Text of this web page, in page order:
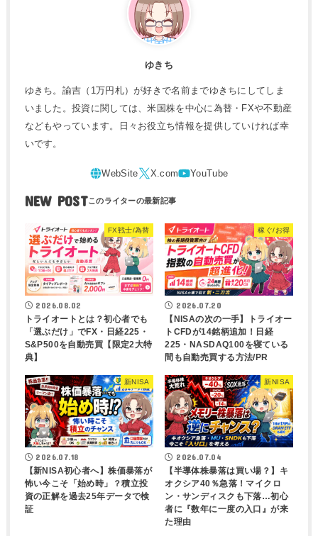
ゆきち
ゆきち。諭吉（1万円札）が好きで名前までゆきちにしてしま
いました。投資に関しては、米国株を中心に為替・FXや不動産
などもやっています。日々お役立ち情報を提供していければ幸
いです。
NEW POST
FX戦士/為替
2026.08.02
トライオートとは？初心者でも
「選ぶだけ」でFX・日経225・
S&P500を自動売買【限定2大特
典】
稼ぐ/お得
2026.07.20
【NISAの次の一手】トライオー
トCFDが14銘柄追加！日経
225・NASDAQ100を寝ている
間も自動売買する方法/PR
新NISA
2026.07.18
【新NISA初心者へ】株価暴落が
怖い今こそ「始め時」？積立投
資の正解を過去25年データで検
証
新NISA
2026.07.04
【半導体株暴落は買い場？】キ
オクシア40％急落！マイクロ
ン・サンディスクも下落…初心
者に『数年に一度の入口』が来
た理由